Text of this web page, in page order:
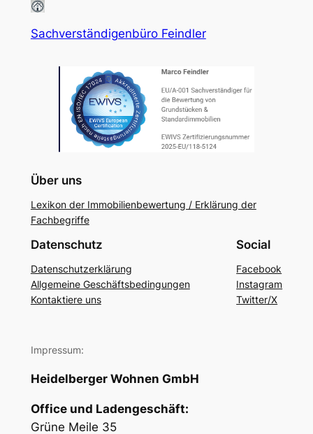
Sachverständigenbüro Feindler
Über uns
Lexikon der Immobilienbewertung / Erklärung der
Fachbegriffe
Datenschutz
Datenschutzerklärung
Allgemeine Geschäftsbedingungen
Kontaktiere uns
Social
Facebook
Instagram
Twitter/X
Impressum:
Heidelberger Wohnen GmbH
Office und Ladengeschäft:
Grüne Meile 35